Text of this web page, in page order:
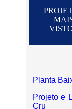
Planta
Projeto e
Cru